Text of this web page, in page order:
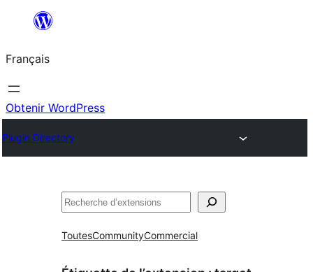
contenu
Français
Obtenir WordPress
Plugin Directory
Rechercher
ToutesCommunityCommercial